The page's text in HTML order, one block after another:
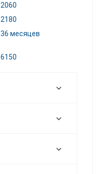
2060
2180
36 месяцев
6150